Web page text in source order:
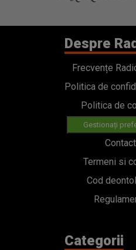
Despre
Frecvențe
Politica de
Politica de
Gestionați
Contact
Termeni si
Cod
Categorii